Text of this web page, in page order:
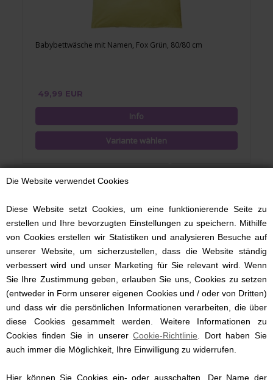
Die Website verwendet Cookies
Diese Website setzt Cookies, um eine funktionierende Seite zu
erstellen und Ihre bevorzugten Einstellungen zu speichern. Mithilfe
von Cookies erstellen wir Statistiken und analysieren Besuche auf
unserer Website, um sicherzustellen, dass die Website ständig
verbessert wird und unser Marketing für Sie relevant wird. Wenn
Sie Ihre Zustimmung geben, erlauben Sie uns, Cookies zu setzen
(entweder in Form unserer eigenen Cookies und / oder von Dritten)
und dass wir die persönlichen Informationen verarbeiten, die über
diese Cookies gesammelt werden. Weitere Informationen zu
Cookies finden Sie in unsererCookie-Richtlinie . Dort haben Sie
auch immer die Möglichkeit, Ihre Einwilligung zu widerrufen.
Hier können Sie Cookies ein- oder ausschalten. Der Name der
Babybettwäsche mit Namen, Fox Grün, 80/80 cm
49,99 EUR
Babybettwäsche mit Namen, Sommerflieder, 80/80 cm